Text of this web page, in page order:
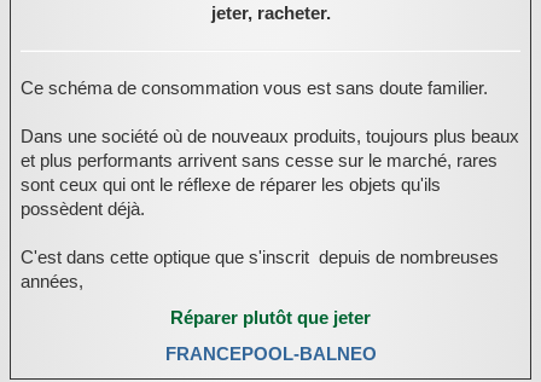
jeter, racheter.
Ce schéma de consommation vous est sans doute familier.
Dans une société où de nouveaux produits, toujours plus beaux
et plus performants arrivent sans cesse sur le marché, rares
sont ceux qui ont le réflexe de réparer les objets qu'ils
possèdent déjà.
C'est dans cette optique que s'inscrit depuis de nombreuses
années,
Réparer plutôt que jeter
FRANCEPOOL-BALNEO